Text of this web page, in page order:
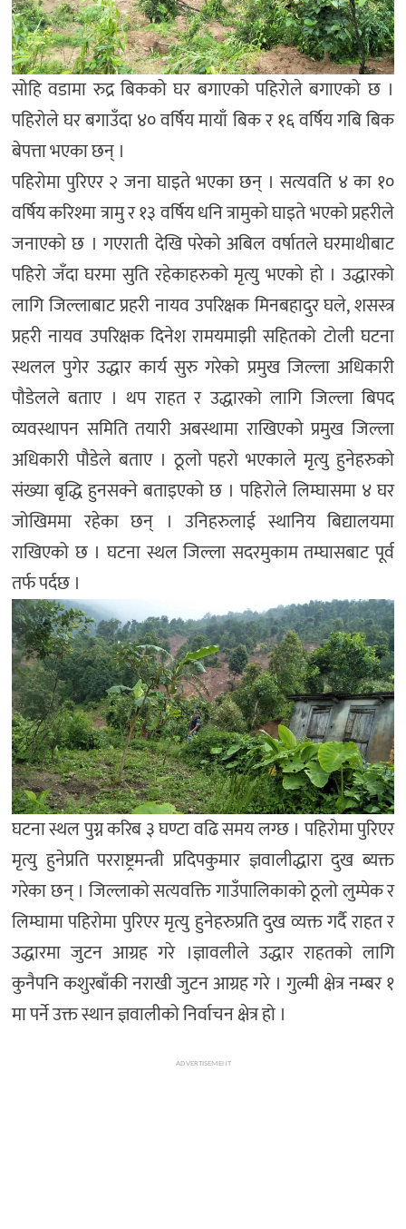
सोहि वडामा रुद्र बिकको घर बगाएको पहिरोले बगाएको छ ।
पहिरोले घर बगाउँदा ४० वर्षिय मायाँ बिक र १६ वर्षिय गबि बिक
बेपत्ता भएका छन् ।
पहिरोमा पुरिएर २ जना घाइते भएका छन् । सत्यवति ४ का १०
वर्षिय करिश्मा त्रामु र १३ वर्षिय धनि त्रामुको घाइते भएको प्रहरीले
जनाएको छ । गएराती देखि परेको अबिल वर्षातले घरमाथीबाट
पहिरो जँदा घरमा सुति रहेकाहरुको मृत्यु भएको हो । उद्धारको
लागि जिल्लाबाट प्रहरी नायव उपरिक्षक मिनबहादुर घले, शसस्त्र
प्रहरी नायव उपरिक्षक दिनेश रामयमाझी सहितको टोली घटना
स्थलल पुगेर उद्धार कार्य सुरु गरेको प्रमुख जिल्ला अधिकारी
पौडेलले बताए । थप राहत र उद्धारको लागि जिल्ला बिपद
व्यवस्थापन समिति तयारी अबस्थामा राखिएको प्रमुख जिल्ला
अधिकारी पौडेले बताए । ठूलो पहरो भएकाले मृत्यु हुनेहरुको
संख्या बृद्धि हुनसक्ने बताइएको छ । पहिरोले लिम्घासमा ४ घर
जोखिममा रहेका छन् । उनिहरुलाई स्थानिय बिद्यालयमा
राखिएको छ । घटना स्थल जिल्ला सदरमुकाम तम्घासबाट पूर्व
तर्फ पर्दछ ।
घटना स्थल पुग्न करिब ३ घण्टा वढि समय लग्छ । पहिरोमा पुरिएर
मृत्यु हुनेप्रति परराष्ट्रमन्त्री प्रदिपकुमार ज्ञवालीद्धारा दुख ब्यक्त
गरेका छन् । जिल्लाको सत्यवक्ति गाउँपालिकाको ठूलो लुम्पेक र
लिम्घामा पहिरोमा पुरिएर मृत्यु हुनेहरुप्रति दुख व्यक्त गर्दै राहत र
उद्धारमा जुटन आग्रह गरे ।ज्ञावलीले उद्धार राहतको लागि
कुनैपनि कशुरबाँकी नराखी जुटन आग्रह गरे । गुल्मी क्षेत्र नम्बर १
मा पर्ने उक्त स्थान ज्ञवालीको निर्वाचन क्षेत्र हो ।
ADVERTISEMENT